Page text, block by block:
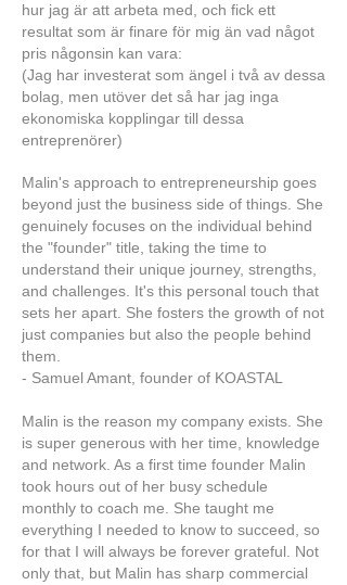
hur jag är att arbeta med, och fick ett
resultat som är finare för mig än vad något
pris någonsin kan vara:
(Jag har investerat som ängel i två av dessa
bolag, men utöver det så har jag inga
ekonomiska kopplingar till dessa
entreprenörer)
Malin's approach to entrepreneurship goes
beyond just the business side of things. She
genuinely focuses on the individual behind
the "founder" title, taking the time to
understand their unique journey, strengths,
and challenges. It's this personal touch that
sets her apart. She fosters the growth of not
just companies but also the people behind
them.
- Samuel Amant, founder of KOASTAL
Malin is the reason my company exists. She
is super generous with her time, knowledge
and network. As a first time founder Malin
took hours out of her busy schedule
monthly to coach me. She taught me
everything I needed to know to succeed, so
for that I will always be forever grateful. Not
only that, but Malin has sharp commercial